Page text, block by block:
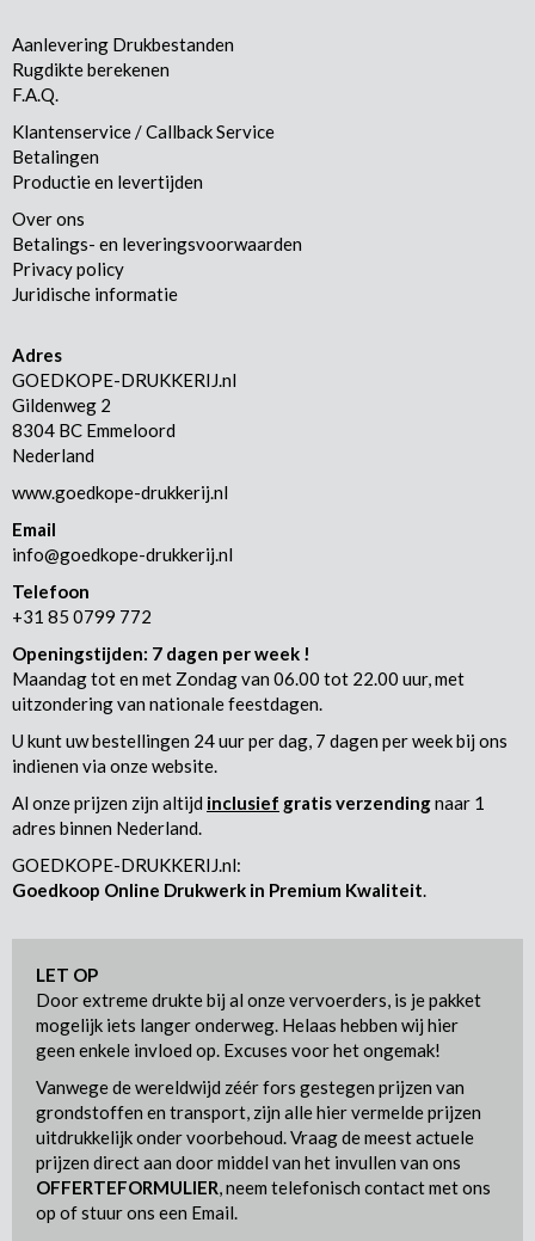
Aanlevering Drukbestanden
Rugdikte berekenen
F.A.Q.
Klantenservice / Callback Service
Betalingen
Productie en levertijden
Over ons
Betalings- en leveringsvoorwaarden
Privacy policy
Juridische informatie
Adres
GOEDKOPE-DRUKKERIJ.nl
Gildenweg 2
8304 BC Emmeloord
Nederland
www.goedkope-drukkerij.nl
Email
info@goedkope-drukkerij.nl
Telefoon
+31 85 0799 772
Openingstijden: 7 dagen per week !
Maandag tot en met Zondag van 06.00 tot 22.00 uur, met
uitzondering van nationale feestdagen.
U kunt uw bestellingen 24 uur per dag, 7 dagen per week bij ons
indienen via onze website.
Al onze prijzen zijn altijd inclusief gratis verzendingnaar 1
adres binnen Nederland.
GOEDKOPE-DRUKKERIJ.nl:
Goedkoop Online Drukwerk in Premium Kwaliteit.
LET OP
Door extreme drukte bij al onze vervoerders, is je pakket
mogelijk iets langer onderweg. Helaas hebben wij hier
geen enkele invloed op. Excuses voor het ongemak!
Vanwege de wereldwijd zéér fors gestegen prijzen van
grondstoffen en transport, zijn alle hier vermelde prijzen
uitdrukkelijk onder voorbehoud. Vraag de meest actuele
prijzen direct aan door middel van het invullen van ons
OFFERTEFORMULIER, neem telefonisch contact met ons
op of stuur ons een Email.